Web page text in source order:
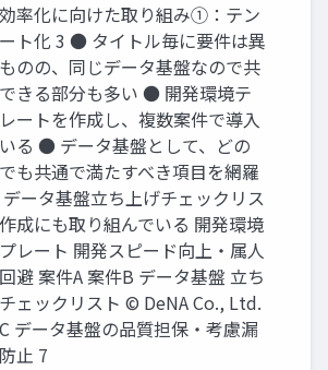
率化に向けた取り組み①：テン
ト化 3 ● タイトル毎に要件は異
のの、同じデータ基盤なので共
きる部分も多い ● 開発環境テ
ートを作成し、複数案件で導入
る ● データ基盤として、どの
も共通で満たすべき項目を網羅
データ基盤立ち上げチェックリス
成にも取り組んでいる 開発環境
レート 開発スピード向上・属人
避 案件A 案件B データ基盤 立ち
ェックリスト © DeNA Co., Ltd.
データ基盤の品質担保・考慮漏
止 7